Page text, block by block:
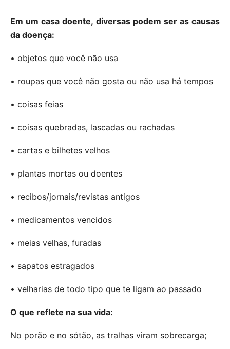
Em um casa doente, diversas podem ser as causas
da doença:
• objetos que você não usa
• roupas que você não gosta ou não usa há tempos
• coisas feias
• coisas quebradas, lascadas ou rachadas
• cartas e bilhetes velhos
• plantas mortas ou doentes
• recibos/jornais/revistas antigos
• medicamentos vencidos
• meias velhas, furadas
• sapatos estragados
• velharias de todo tipo que te ligam ao passado
O que reflete na sua vida:
No porão e no sótão, as tralhas viram sobrecarga;